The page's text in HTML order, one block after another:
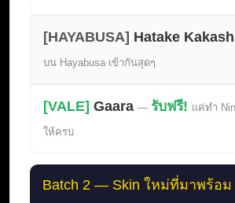
[HAYABUSA] Hatake
บน Hayabusa เข้ากันสุดๆ
[VALE] Gaara — รับฟรี! แค่ทำ
ให้ครบ
Batch 2 — Skin ใหม่ที่มาพร้อม